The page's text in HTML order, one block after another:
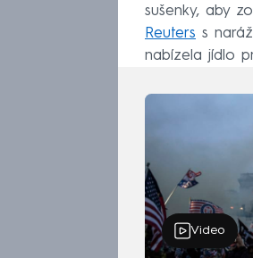
sušenky, aby
Reuters s
nabízela jídlo
Video